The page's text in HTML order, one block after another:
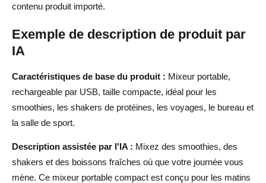
contenu produit importé.
Exemple de description de produit par
IA
Caractéristiques de base du produit : Mixeur portable,
rechargeable par USB, taille compacte, idéal pour les
smoothies, les shakers de protéines, les voyages, le bureau et
la salle de sport.
Description assistée par l'IA : Mixez des smoothies, des
shakers et des boissons fraîches où que votre journée vous
mène. Ce mixeur portable compact est conçu pour les matins